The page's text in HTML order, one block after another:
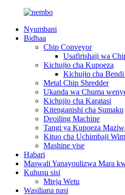
Nyumbani
Bidhaa
Chip Conveyor
Usafirishaji wa
Kichujio cha Kupoeza
Kichujio cha Bendi
Metal Chip Shredder
Ukanda wa Chuma
Kichujio cha Karatasi
Kitenganishi cha Sumaku
Deoiling Machine
Tangi ya Kupoeza
Kituo cha Uchimbaji
Mashine vise
Habari
Maswali Yanayoulizwa Mara
Kuhusu sisi
Mteja Wetu
Wasiliana nasi